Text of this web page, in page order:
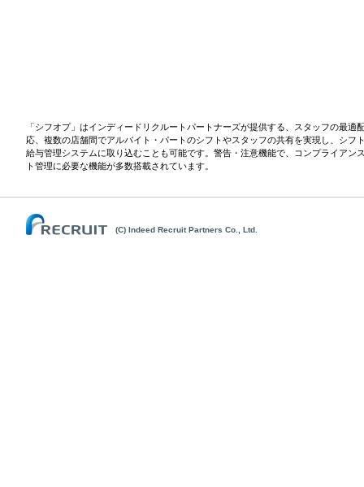
「シフオプ」はインディードリクルートパートナーズが提供する、スタッフの最
応、複数の店舗間でアルバイト・パートのシフトやスタッフの共有を実現し、シ
給与管理システムに取り込むことも可能です。警告・注意機能で、コンプライア
ト管理に必要な機能が多数搭載されています。
(C) Indeed Recruit Partners Co., Ltd.